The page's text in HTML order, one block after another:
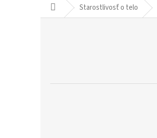
DomovStarostlivosť o telo